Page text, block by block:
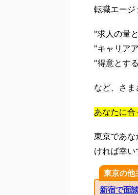
転職エージ
"求人の量
"キャリア
"得意とす
など、さま
あなたに合
東京であ
ければ幸い
東京の他
新宿で面